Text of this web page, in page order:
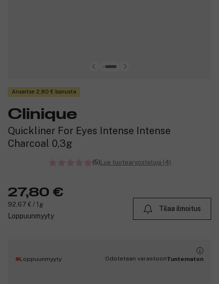
Ansaitse 2,80 € bonusta
Clinique
Quickliner For Eyes Intense Intense
Charcoal 0,3g
(5)Lue tuotearvosteluja (4)
27,80 €
92,67 € / 1g
Loppuunmyyty
Tilaa ilmoitus
Loppuunmyyty Odotetaan varastoonTuntematon